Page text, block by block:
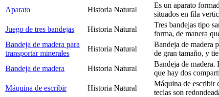
Aparato
Historia Natural
Es un aparato
situados en fila
Juego de tres bandejas
Historia Natural
Tres bandejas tipo
forma, de manera
Bandeja de madera para
transportar minerales
Historia Natural
Bandeja de madera
de gran tamaño, y
Bandeja de madera
Historia Natural
Bandeja de
que hay dos
Máquina de escribir
Historia Natural
Máquina de escribir
teclas son